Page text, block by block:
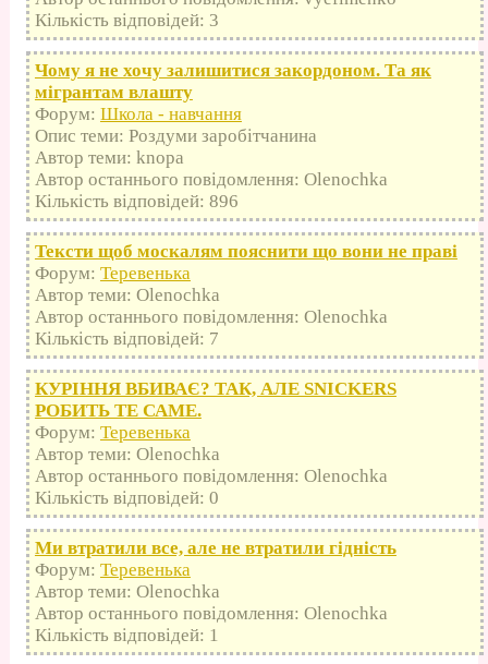
Кількість відповідей: 3
Чому я не хочу залишитися закордоном. Та як
мігрантам влашту
Форум: Школа - навчання
Опис теми: Роздуми заробітчанина
Автор теми: knopa
Автор останнього повідомлення: Olenochka
Кількість відповідей: 896
Тексти щоб москалям пояснити що вони не праві
Форум: Теревенька
Автор теми: Olenochka
Автор останнього повідомлення: Olenochka
Кількість відповідей: 7
КУРІННЯ ВБИВАЄ? ТАК, АЛЕ SNICKERS
РОБИТЬ ТЕ САМЕ.
Форум: Теревенька
Автор теми: Olenochka
Автор останнього повідомлення: Olenochka
Кількість відповідей: 0
Ми втратили все, але не втратили гідність
Форум: Теревенька
Автор теми: Olenochka
Автор останнього повідомлення: Olenochka
Кількість відповідей: 1